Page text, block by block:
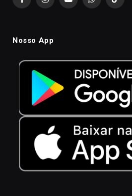
FacebookInstagramYouTubeWhatsAppTikTok
Nosso App